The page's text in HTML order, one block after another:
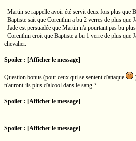
Martin se rappelle avoir été servit deux fois plus que
Baptiste sait que Corenthin a bu 2 verres de plus que
Jade est persuadée que Martin n'a pourtant pas bu
Corenthin croit que Baptiste a bu 1 verre de plus que
chevalier.
Spoiler : [Afficher le message]
Question bonus (pour ceux qui se sentent d'attaque
n'auront-ils plus d'alcool dans le sang ?
Spoiler : [Afficher le message]
Spoiler : [Afficher le message]